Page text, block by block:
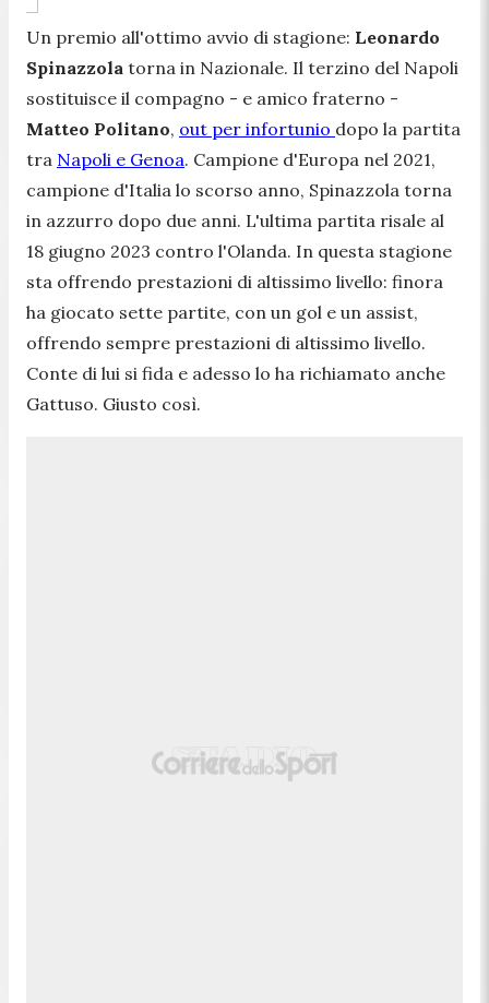
Un premio all'ottimo avvio di stagione: Leonardo
Spinazzola torna in Nazionale. Il terzino del Napoli
sostituisce il compagno - e amico fraterno -
Matteo Politano, out per infortunio dopo la partita
tra Napoli e Genoa. Campione d'Europa nel 2021,
campione d'Italia lo scorso anno, Spinazzola torna
in azzurro dopo due anni. L'ultima partita risale al
18 giugno 2023 contro l'Olanda. In questa stagione
sta offrendo prestazioni di altissimo livello: finora
ha giocato sette partite, con un gol e un assist,
offrendo sempre prestazioni di altissimo livello.
Conte di lui si fida e adesso lo ha richiamato anche
Gattuso. Giusto così.